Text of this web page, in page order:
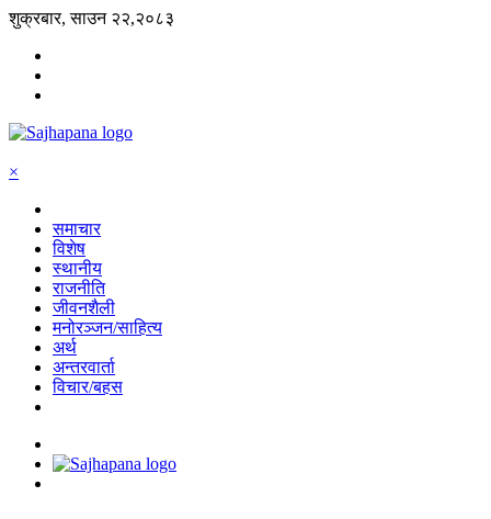
शुक्रबार, साउन २२,२०८३
×
समाचार
विशेष
स्थानीय
राजनीति
जीवनशैली
मनोरञ्जन/साहित्य
अर्थ
अन्तरवार्ता
विचार/बहस